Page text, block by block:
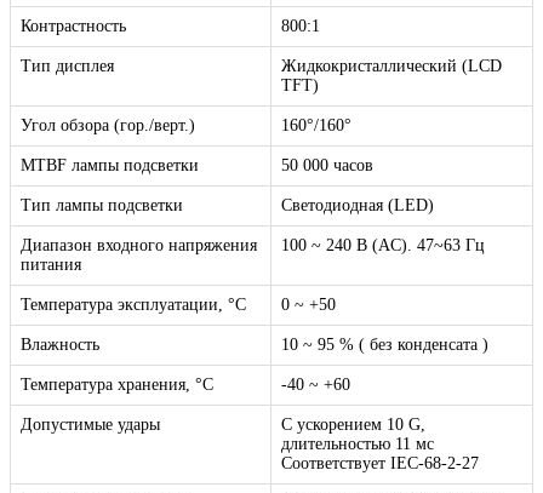
Контрастность 800:1
Тип дисплея
Жидкокристаллический (LCD
TFT)
Угол обзора (гор./верт.) 160°/160°
MTBF лампы подсветки 50 000 часов
Тип лампы подсветки Светодиодная (LED)
Диапазон входного напряжения
питания
100 ~ 240 B (AC). 47~63 Гц
Температура эксплуатации, °C 0 ~ +50
Влажность 10 ~ 95 % ( без конденсата )
Температура хранения, °C -40 ~ +60
Допустимые удары
С ускорением 10 G,
длительностью 11 мс
Соответствует IEC-68-2-27